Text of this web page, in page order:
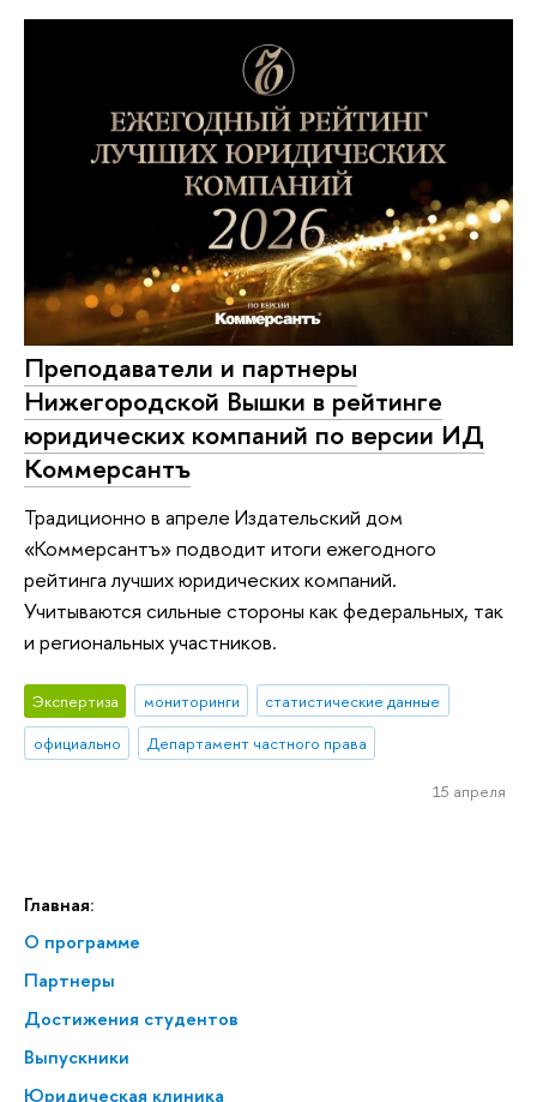
Главная:
О программе
Партнеры
Достижения студентов
Выпускники
Юридическая клиника
Преподаватели и партнеры
Нижегородской Вышки в рейтинге
юридических компаний по версии ИД
Коммерсантъ
Традиционно в апреле Издательский дом
«Коммерсантъ» подводит итоги ежегодного
рейтинга лучших юридических компаний.
Учитываются сильные стороны как федеральных, так
и региональных участников.
Экспертиза мониторинги
статистические данные
официально
Департамент частного права
15 апреля